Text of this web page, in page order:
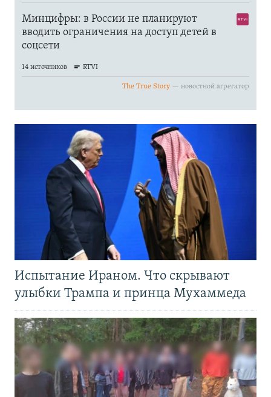
Испытание Ираном. Что скрывают
улыбки Трампа и принца Мухаммеда